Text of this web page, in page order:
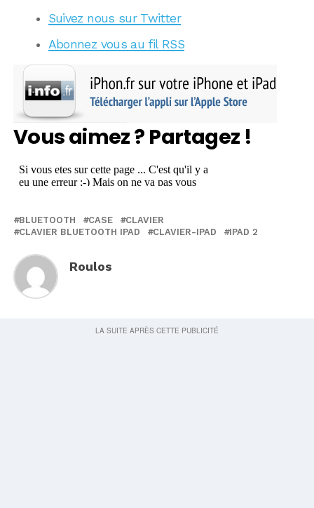
Suivez nous sur Twitter
Abonnez vous au fil RSS
Vous aimez ? Partagez !
BLUETOOTH CASE
CLAVIER
CLAVIER BLUETOOTH IPAD
CLAVIER-IPAD IPAD 2
Roulos